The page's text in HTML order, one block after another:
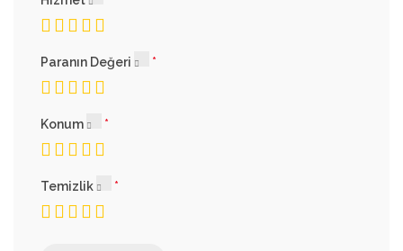
Paranın Değeri
Konum
Temizlik